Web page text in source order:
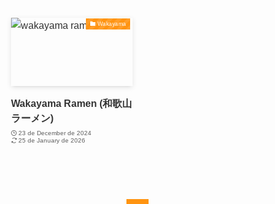
Wakayama
Wakayama Ramen (和歌山
ラーメン)
23 de December de 2024
25 de January de 2026